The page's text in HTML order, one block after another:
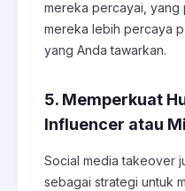
mereka percayai, yang
mereka lebih percaya
yang Anda tawarkan.
5. Memperkuat
Influencer atau
Social media takeover
sebagai strategi untuk